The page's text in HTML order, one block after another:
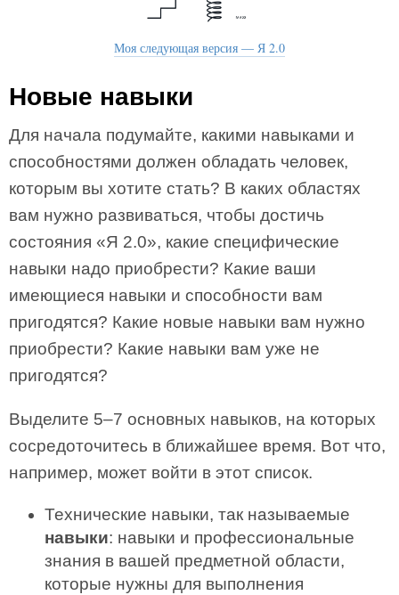
Моя следующая версия — Я 2.0
Новые навыки
Для начала подумайте, какими навыками и
способностями должен обладать человек,
которым вы хотите стать? В каких областях
вам нужно развиваться, чтобы достичь
состояния «Я 2.0», какие специфические
навыки надо приобрести? Какие ваши
имеющиеся навыки и способности вам
пригодятся? Какие новые навыки вам нужно
приобрести? Какие навыки вам уже не
пригодятся?
Выделите 5–7 основных навыков, на которых
сосредоточитесь в ближайшее время. Вот что,
например, может войти в этот список.
Технические навыки, так называемые
навыки: навыки и профессиональные
знания в вашей предметной области,
которые нужны для выполнения